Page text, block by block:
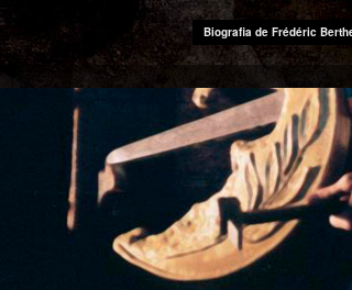
Biografia de Frédéric